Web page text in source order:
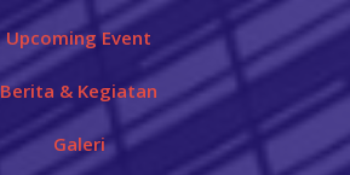
Upcoming Event
Berita & Kegiatan
Galeri